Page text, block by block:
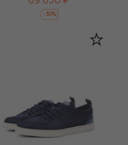
-30%